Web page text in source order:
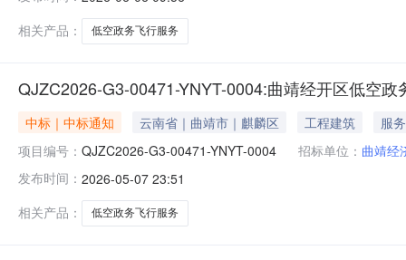
相关产品：
低空政务飞行服务
QJZC2026-G3-00471-YNYT-0004:曲靖经开区低空
中标｜中标通知 云南省｜曲靖市｜麒麟区 工程建筑
服务
项目编号： QJZC2026-G3-00471-YNYT-0004 招标单位： 曲靖经
发布时间： 2026-05-07 23:51
相关产品：
低空政务飞行服务